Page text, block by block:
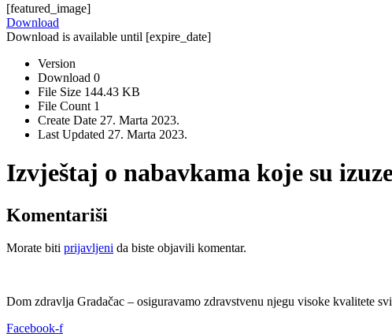
[featured_image]
Download
Download is available until [expire_date]
Version
Download 0
File Size 144.43 KB
File Count 1
Create Date 27. Marta 2023.
Last Updated 27. Marta 2023.
Izvještaj o nabavkama koje su
Komentariši
Morate biti prijavljeni da biste objavili komentar.
Dom zdravlja Gradačac – osiguravamo zdravstvenu njegu visoke kvalitete
Facebook-f